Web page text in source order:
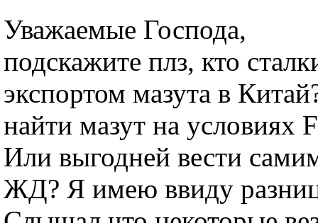
Уважаемые Господа,
подскажите плз, кто
экспортом мазута в
найти мазут на условиях
Или выгодней вести
ЖД? Я имею ввиду